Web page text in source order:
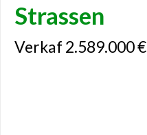
Strassen
Verkaf 2.589.000 €